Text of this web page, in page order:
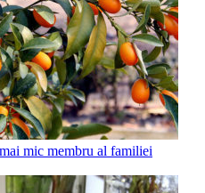
mic membru al familiei